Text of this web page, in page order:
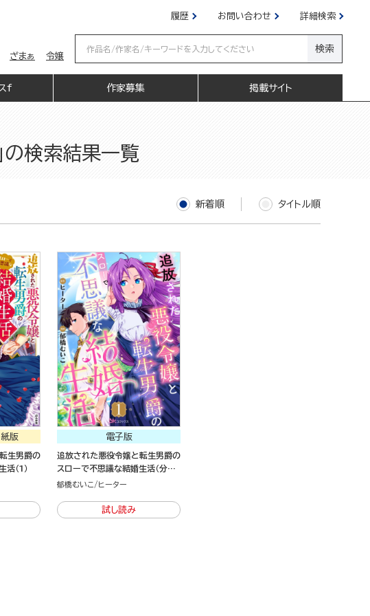
履歴 お問い合わせ 詳細検索
ざまぁ 令嬢
検索
f 作家募集 掲載サイト
の検索結果一覧
新着順 タイトル順
紙版
生男爵の
（1）
電子版
追放された悪役令嬢と転生男爵の
スローで不思議な結婚生活（分冊
版）
郁橋むいこ ヒーター
試し読み